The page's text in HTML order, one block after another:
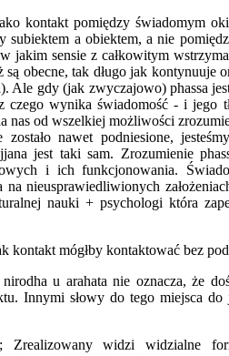
kontakt pomiędzy świadomym
subiektem a obiektem, a nie
jakim sensie z całkowitym
są obecne, tak długo jak kontynuuje
Ale gdy (jak zwyczajowo) phassa
czego wynika świadomość - i jego
nas od wszelkiej możliwości
nawet podniesione,
jest taki sam. Zrozumienie
i ich funkcjonowania.
nieusprawiedliwionych
nauki + psychologi która
kontakt mógłby kontaktować bez
u arahata nie oznacza, że
Innymi słowy do tego miejsca
Zrealizowany widzi widzialne